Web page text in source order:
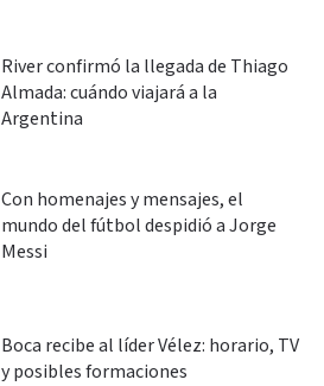
River confirmó la llegada de Thiago
Almada: cuándo viajará a la
Argentina
Con homenajes y mensajes, el
mundo del fútbol despidió a Jorge
Messi
Boca recibe al líder Vélez: horario, TV
y posibles formaciones